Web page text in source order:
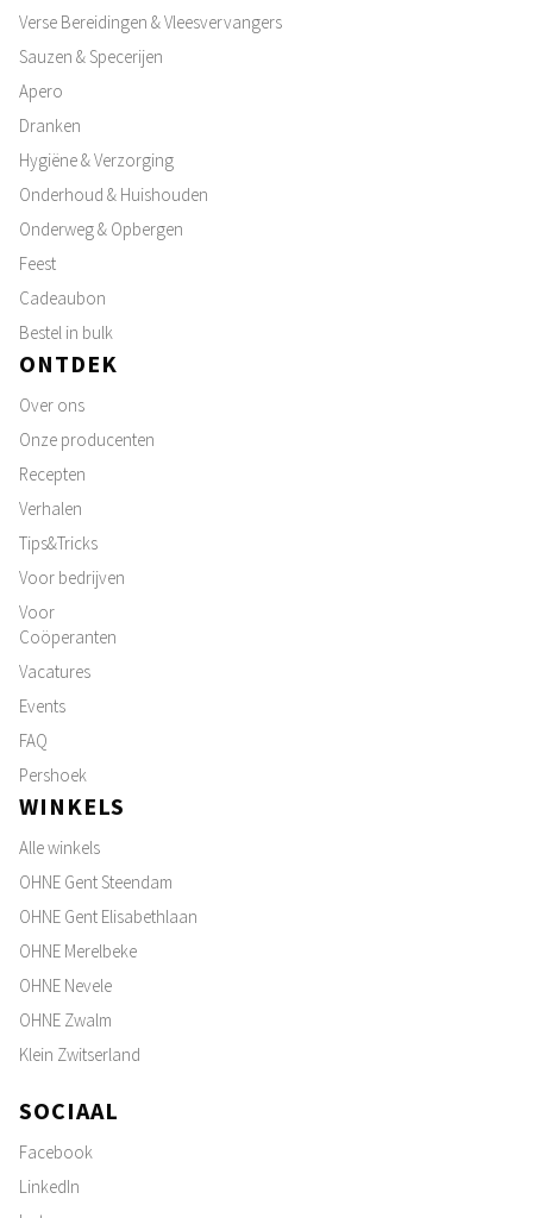
Verse Bereidingen & Vleesvervangers
Sauzen & Specerijen
Apero
Dranken
Hygiëne & Verzorging
Onderhoud & Huishouden
Onderweg & Opbergen
Feest
Cadeaubon
Bestel in bulk
ONTDEK
Over ons
Onze producenten
Recepten
Verhalen
Tips&Tricks
Voor bedrijven
Voor
Coöperanten
Vacatures
Events
FAQ
Pershoek
WINKELS
Alle winkels
OHNE Gent Steendam
OHNE Gent Elisabethlaan
OHNE Merelbeke
OHNE Nevele
OHNE Zwalm
Klein Zwitserland
SOCIAAL
Facebook
LinkedIn